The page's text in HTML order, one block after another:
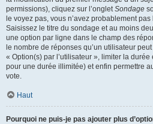
permissions), cliquez sur l’ongletSondage
le voyez pas, vous n’avez probablement
Saisissez le titre du sondage et au moins
une option par ligne dans le champ des
le nombre de réponses qu’un utilisateur
« Option(s) par l’utilisateur », limiter la
pour une durée illimitée) et enfin permettre
vote.
Haut
Pourquoi ne puis-je pas ajouter plus